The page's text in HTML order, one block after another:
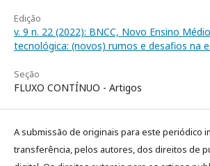
Edição
v. 9 n. 22 (2022): BNCC, Novo Ensino
tecnológica: (novos) rumos e desafios na
Seção
FLUXO CONTÍNUO - Artigos
A submissão de originais para este periódico
transferência, pelos autores, dos direitos de